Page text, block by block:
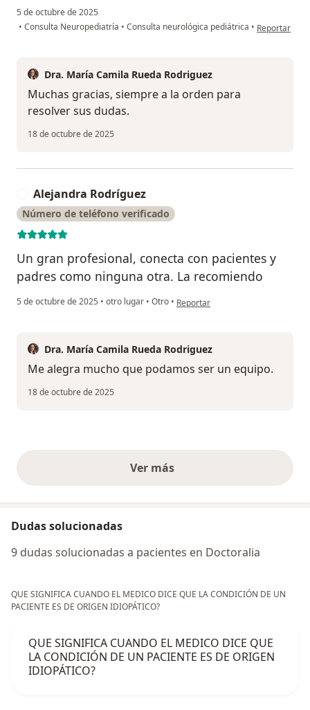
5 de octubre de 2025
• Consulta Neuropediatría • Consulta neurológica pediátrica • en opinión
Reportar
Dra. María Camila Rueda Rodriguez
Muchas gracias, siempre a la orden para
resolver sus dudas.
18 de octubre de 2025
Alejandra Rodríguez
Número de teléfono verificado
Un gran profesional, conecta con pacientes y
padres como ninguna otra. La recomiendo
5 de octubre de 2025 • otro lugar • Otro • en opinión del usuario Alejandra
Reportar
Dra. María Camila Rueda Rodriguez
Me alegra mucho que podamos ser un equipo.
18 de octubre de 2025
Ver másopiniones anteriores
Dudas solucionadas
9 dudas solucionadas a pacientes en Doctoralia
QUE SIGNIFICA CUANDO EL MEDICO DICE QUE LA CONDICIÓN DE UN
PACIENTE ES DE ORIGEN IDIOPÁTICO?
QUE SIGNIFICA CUANDO EL MEDICO DICE QUE
LA CONDICIÓN DE UN PACIENTE ES DE ORIGEN
IDIOPÁTICO?